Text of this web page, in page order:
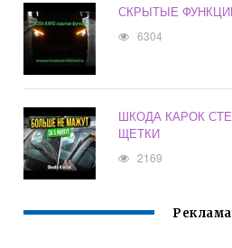
СКРЫТЫЕ
6304
ШКОДА КАРОК
ЩЕТКИ
2169
Реклама